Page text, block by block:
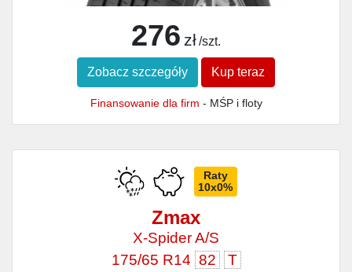
276 zł /szt.
Zobacz szczegóły Kup teraz
Finansowanie dla firm - MŚP i floty
Raty
10x0%
Zmax
X-Spider A/S
175/65 R14 82 T